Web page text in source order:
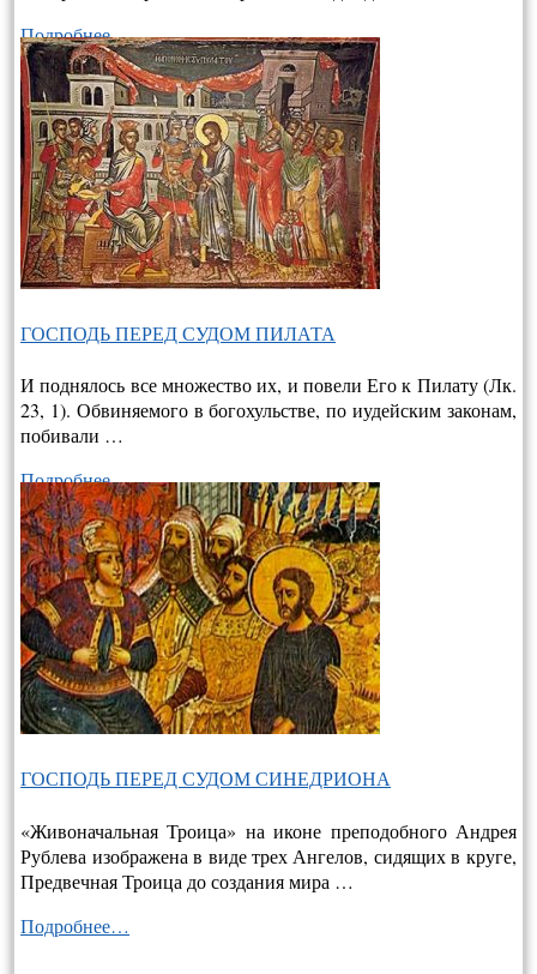
Подробнее…
ГОСПОДЬ ПЕРЕД СУДОМ ПИЛАТА
И поднялось все множество их, и повели Его к Пилату (Лк.
23, 1). Обвиняемого в богохульстве, по иудейским законам,
побивали …
Подробнее…
ГОСПОДЬ ПЕРЕД СУДОМ СИНЕДРИОНА
«Живоначальная Троица» на иконе преподобного Андрея
Рублева изображена в виде трех Ангелов, сидящих в круге,
Предвечная Троица до создания мира …
Подробнее…